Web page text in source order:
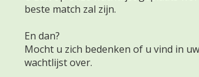
beste match zal zijn.
En dan?
Mocht u zich bedenken of u vind in
wachtlijst over.